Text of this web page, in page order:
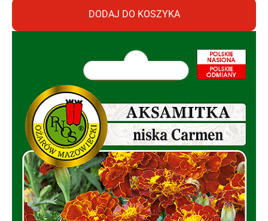
DODAJ DO KOSZYKA